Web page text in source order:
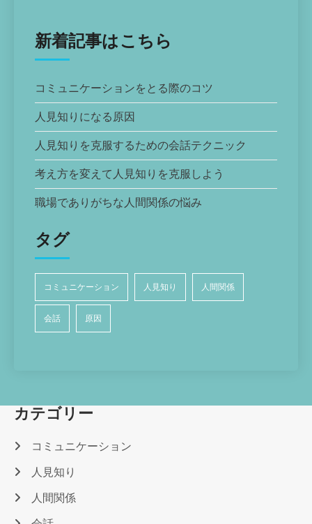
新着記事はこちら
コミュニケーションをとる際のコツ
人見知りになる原因
人見知りを克服するための会話テクニック
考え方を変えて人見知りを克服しよう
職場でありがちな人間関係の悩み
タグ
コミュニケーション 人見知り 人間関係
会話 原因
カテゴリー
コミュニケーション
人見知り
人間関係